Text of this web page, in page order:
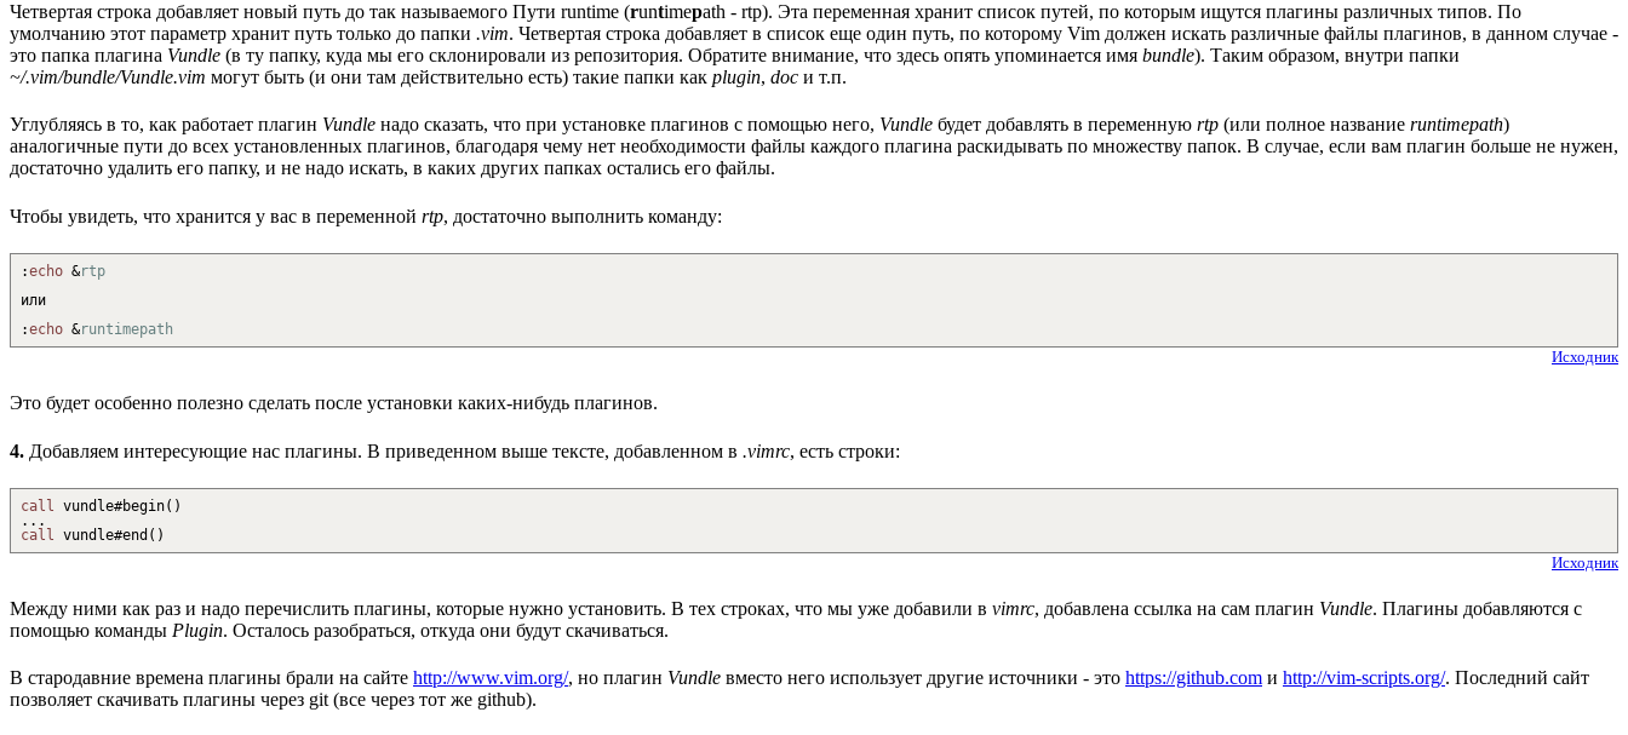
Четвертая строка добавляет новый путь до так называемого Пути runtime (runtimepath - rtp). Эта переменная хранит список путей, по которым ищутся плагины различных типов. По
умолчанию этот параметр хранит путь только до папки .vim. Четвертая строка добавляет в список еще один путь, по которому Vim должен искать различные файлы плагинов, в данном случае -
это папка плагина Vundle (в ту папку, куда мы его склонировали из репозитория. Обратите внимание, что здесь опять упоминается имя bundle). Таким образом, внутри папки
~/.vim/bundle/Vundle.vim могут быть (и они там действительно есть) такие папки как plugin, doc и т.п.
Углубляясь в то, как работает плагин Vundle надо сказать, что при установке плагинов с помощью него, Vundle будет добавлять в переменную rtp (или полное название runtimepath)
аналогичные пути до всех установленных плагинов, благодаря чему нет необходимости файлы каждого плагина раскидывать по множеству папок. В случае, если вам плагин больше не нужен,
достаточно удалить его папку, и не надо искать, в каких других папках остались его файлы.
Чтобы увидеть, что хранится у вас в переменной rtp, достаточно выполнить команду:
:echo &rtp
или
:echo &runtimepath
Исходник
Это будет особенно полезно сделать после установки каких-нибудь плагинов.
4. Добавляем интересующие нас плагины. В приведенном выше тексте, добавленном в .vimrc, есть строки:
call vundle#begin( )
...
call vundle#end ( )
Исходник
Между ними как раз и надо перечислить плагины, которые нужно установить. В тех строках, что мы уже добавили в vimrc, добавлена ссылка на сам плагин Vundle. Плагины добавляются с
помощью команды Plugin. Осталось разобраться, откуда они будут скачиваться.
В стародавние времена плагины брали на сайте http://www.vim.org/, но плагин Vundle вместо него использует другие источники - это https://github.com и http://vim-scripts.org/. Последний сайт
позволяет скачивать плагины через git (все через тот же github).